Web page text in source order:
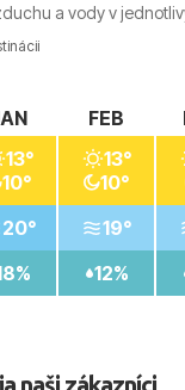
a vody v
13°
10°
20°
FEB
13°
10°
19°
12%